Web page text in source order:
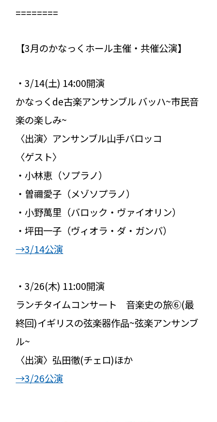
========
【3月のかなっくホール主催・共催公演】
・3/14(土) 14:00開演
かなっくde古楽アンサンブル バッハ~市民音
楽の楽しみ~
〈出演〉アンサンブル山手バロッコ
〈ゲスト〉
・小林恵（ソプラノ）
・曽禰愛子（メゾソプラノ）
・小野萬里（バロック・ヴァイオリン）
・坪田一子（ヴィオラ・ダ・ガンバ）
→3/14公演
・3/26(木) 11:00開演
ランチタイムコンサート 音楽史の旅⑥(最
終回)イギリスの弦楽器作品~弦楽アンサンブ
ル~
〈出演〉弘田徹(チェロ)ほか
→3/26公演